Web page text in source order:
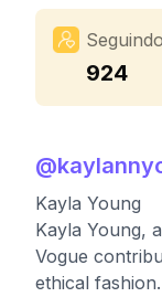
Seguindo
924
@
Kayla Young
Kayla Young,
Vogue
ethical